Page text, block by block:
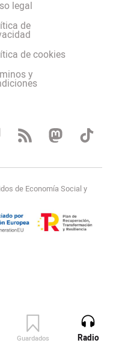
Guardados Revista
Radio
legal
de
de cookies
y
de Economía Social y